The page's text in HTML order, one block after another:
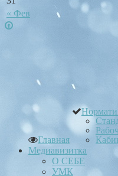
« Фев
Главная
Медиавизитка
О СЕБЕ
УМК